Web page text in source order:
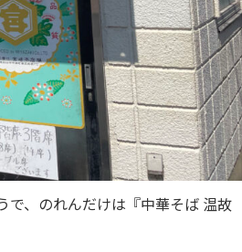
で、のれんだけは『中華そば 温故